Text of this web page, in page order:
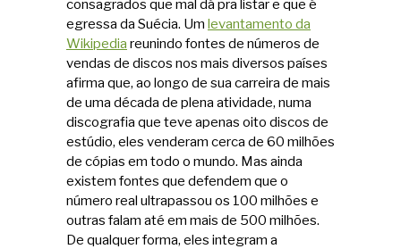
consagrados que mal dá pra listar e que é
egressa da Suécia. Um levantamento da
Wikipedia reunindo fontes de números de
vendas de discos nos mais diversos países
afirma que, ao longo de sua carreira de mais
de uma década de plena atividade, numa
discografia que teve apenas oito discos de
estúdio, eles venderam cerca de 60 milhões
de cópias em todo o mundo. Mas ainda
existem fontes que defendem que o
número real ultrapassou os 100 milhões e
outras falam até em mais de 500 milhões.
De qualquer forma, eles integram a